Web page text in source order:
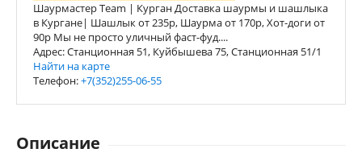
Шаурмастер Team | Курган Доставка шаурмы и шашлыка
в Кургане| Шашлык от 235р, Шаурма от 170р, Хот-доги от
90р Мы не просто уличный фаст-фуд....
Адрес: Станционная 51, Куйбышева 75, Станционная 51/1
Найти на карте
Телефон:+7(352)255-06-55
Описание